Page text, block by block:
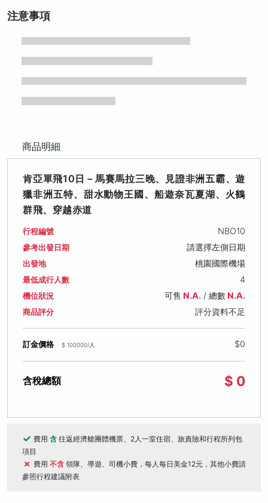
注意事項
商品明細
肯亞單飛10日－馬賽馬拉三晚、見證非洲五霸、遊
獵非洲五特、甜水動物王國、船遊奈瓦夏湖、火鶴
群飛、穿越赤道
行程編號 NBO10
參考出發日期 請選擇左側日期
出發地 桃園國際機場
最低成行人數 4
機位狀況 可售 N.A./ 總數N.A.
商品評分 評分資料不足
訂金價格 $ 100000/人 $0
含稅總額 $ 0
費用 含 往返經濟艙團體機票、2人一室住宿、旅責險和行程所列包
項目
費用 不含 領隊、導遊、司機小費，每人每日美金12元，其他小費請
參照行程建議附表